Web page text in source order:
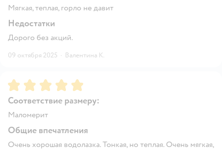
Мягкая, теплая, горло не давит
Недостатки
Дорого без акций.
09 октября 2025 · Валентина К.
Рейтинг:5
Соответствие размеру:
Маломерит
Общие впечатления
Очень хорошая водолазка. Тонкая, но теплая. Очень мягкая,